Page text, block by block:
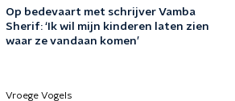
Op bedevaart met schrijver Vamba
Sherif: ‘Ik wil mijn kinderen laten zien
waar ze vandaan komen’
Vroege Vogels